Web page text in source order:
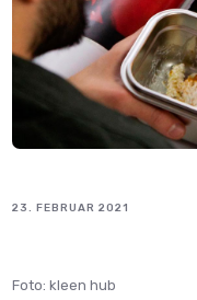
23. FEBRUAR 2021
Foto: kleen hub